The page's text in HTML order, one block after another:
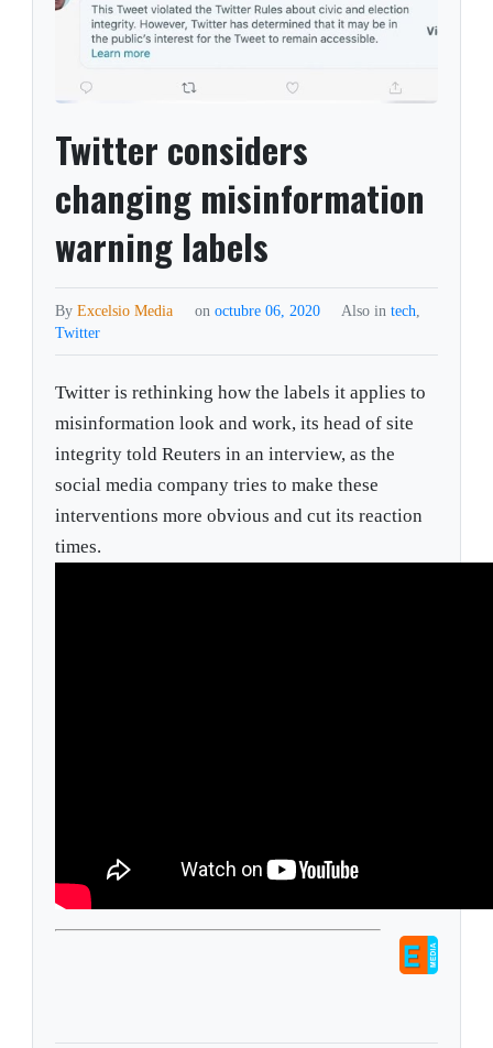
Twitter considers
changing misinformation
warning labels
ByExcelsio Media on octubre 06, 2020 Also in tech,
Twitter
Twitter is rethinking how the labels it applies to
misinformation look and work, its head of site
integrity told Reuters in an interview, as the
social media company tries to make these
interventions more obvious and cut its reaction
times.